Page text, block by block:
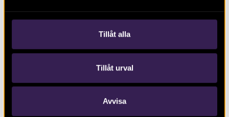
Tillåt alla
Tillåt urval
Avvisa
Byggnader, brunn och tobaksodling